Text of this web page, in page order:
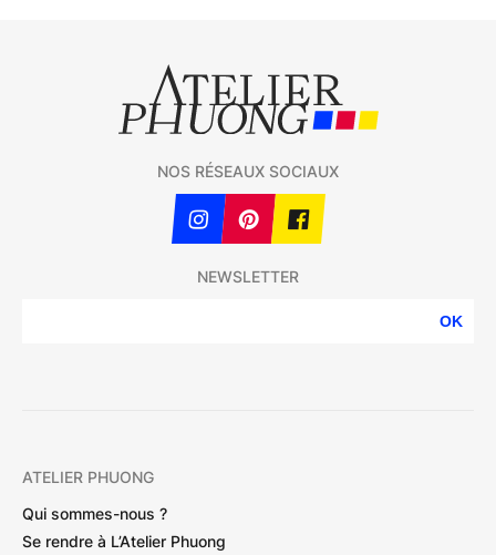
NEWSLETTER
OK
NOS RÉSEAUX SOCIAUX
ATELIER PHUONG
Qui sommes-nous ?
Se rendre à L’Atelier Phuong